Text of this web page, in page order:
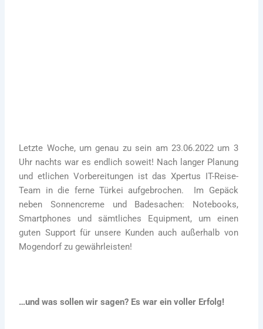
Letzte Woche, um genau zu sein am 23.06.2022 um 3
Uhr nachts war es endlich soweit! Nach langer Planung
und etlichen Vorbereitungen ist das Xpertus IT-Reise-
Team in die ferne Türkei aufgebrochen. Im Gepäck
neben Sonnencreme und Badesachen: Notebooks,
Smartphones und sämtliches Equipment, um einen
guten Support für unsere Kunden auch außerhalb von
Mogendorf zu gewährleisten!
…und was sollen wir sagen? Es war ein voller Erfolg!